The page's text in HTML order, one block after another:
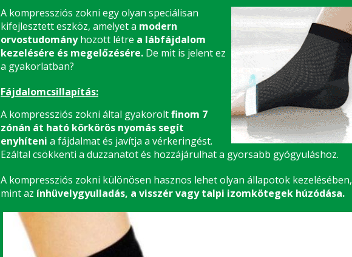
A kompressziós zokni egy olyan speciálisan
kifejlesztett eszköz, amelyet a modern
orvostudományhozott létre a lábfájdalom
kezelésére és megelőzésére. De mit is jelent ez
a gyakorlatban?
Fájdalomcsillapítás:
A kompressziós zokni által gyakoroltfinom 7
zónán át ható körkörös nyomás segít
enyhíteni a fájdalmat és javítja a vérkeringést.
Ezáltal csökkenti a duzzanatot és hozzájárulhat a gyorsabb gyógyuláshoz.
A kompressziós zokni különösen hasznos lehet olyan állapotok kezelésében,
mint az ínhüvelygyulladás, a visszér vagy talpi izomkötegek húzódása.